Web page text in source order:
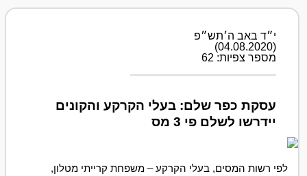
י״ד באב ה׳תש״פ
(04.08.2020)
מספר צפיות: 62
עסקת כפר שלם: בעלי הקרקע והקונים
יידרשו לשלם פי 3 מס
לפי רשות המסים, בעלי הקרקע – משפחת קרייתי מטלון,